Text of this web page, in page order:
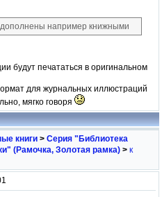
например книжными
будут печататься в оригинальном
для журнальных иллюстраций
мягко говоря
книги > Серия "Библиотека
(Рамочка, Золотая рамка) > к